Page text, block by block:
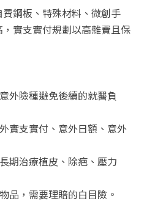
鋼板、特殊材料、微創手
實支實付規劃以高雜費且保
外險種避免後續的就醫負
實支實付、意外日額、意外
期治療植皮、除疤、壓力
品，需要理賠的白目險。